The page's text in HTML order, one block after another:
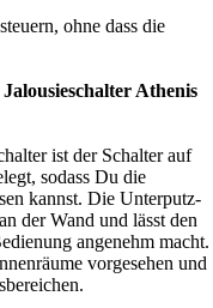
ohne dass die
Athenis
ist der Schalter auf
sodass Du die
kannst. Die Unterputz-
der Wand und lässt den
angenehm macht.
vorgesehen und